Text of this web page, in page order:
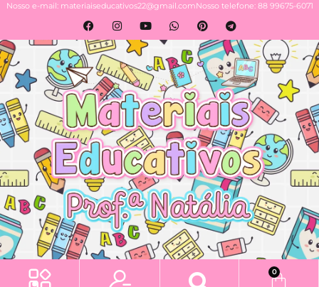
Nosso e-mail: materiaiseducativos22@gmail.comNosso telefone: 88 99675-6071
0